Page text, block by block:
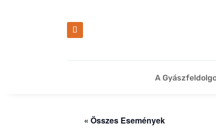
A
« Összes Események